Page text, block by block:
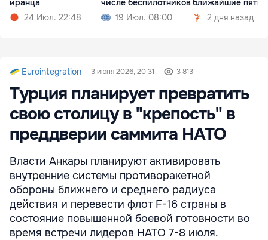
иранца
24 Июл. 22:48
числе беспилотников
19 Июл. 08:00
ближайшие пять
2 дня назад
Eurointegration 3 июня 2026, 20:31 3 813
Турция планирует превратить
свою столицу в "крепость" в
преддверии саммита НАТО
Власти Анкары планируют активировать
внутренние системы противоракетной
обороны ближнего и среднего радиуса
действия и перевести флот F-16 страны в
состояние повышенной боевой готовности во
время встречи лидеров НАТО 7-8 июля.